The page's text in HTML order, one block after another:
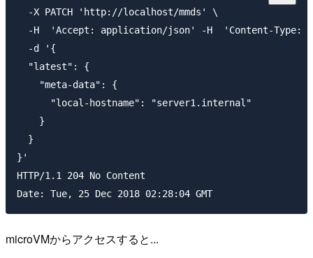
  -X PATCH 'http://localhost/mmds' \
-H  'Accept: application/json' -H  'Content-Type:
  -d '{
  "latest": {
    "meta-data": {
      "local-hostname": "server1.internal"
    }
  }
}'
HTTP/1.1 204 No Content
microVMからアクセスすると...